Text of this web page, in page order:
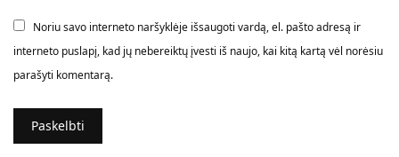
Noriu savo interneto naršyklėje išsaugoti vardą, el. pašto adresą ir
interneto puslapį, kad jų nebereiktų įvesti iš naujo, kai kitą kartą vėl norėsiu
parašyti komentarą.